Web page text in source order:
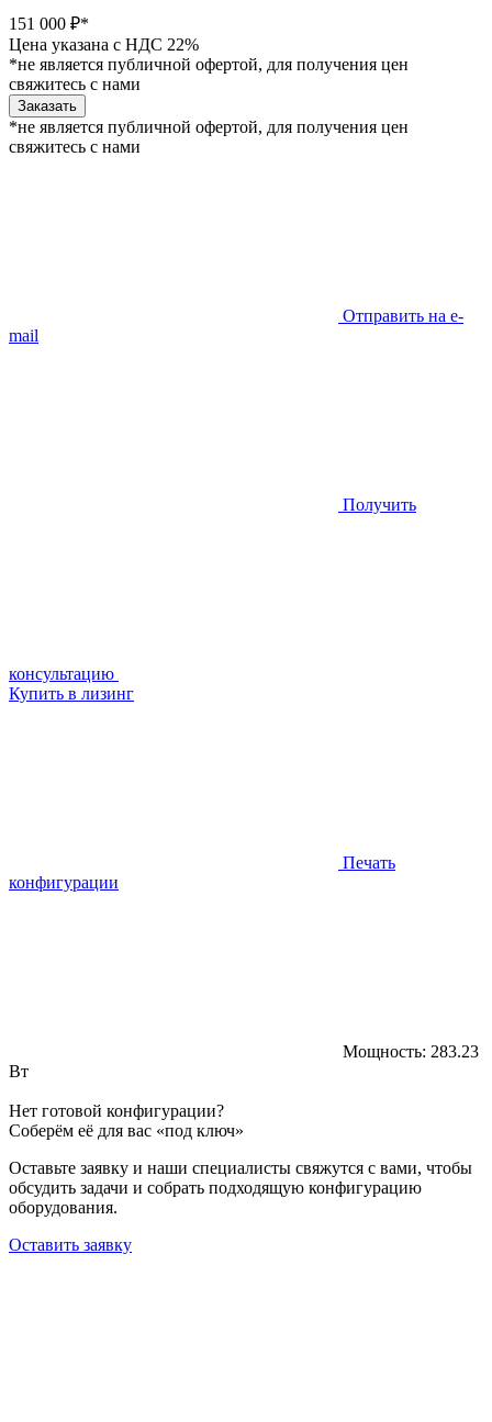
151 000 ₽*
Цена указана с НДС 22%
*не является публичной офертой, для получения цен
свяжитесь с нами
Заказать
*не является публичной офертой, для получения цен
свяжитесь с нами
Отправить на e-
mail
Получить
консультацию
Купить в лизинг
Печать
конфигурации
Мощность: 283.23
Вт
Нет готовой конфигурации?
Соберём её для вас «под ключ»
Оставьте заявку и наши специалисты свяжутся с вами, чтобы
обсудить задачи и собрать подходящую конфигурацию
оборудования.
Оставить заявку